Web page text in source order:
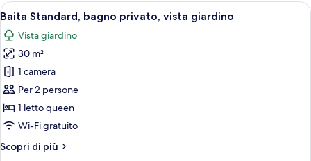
Apri
tutte
le
foto
per
Baita
Standard,
bagno
privato,
vista
Un soggiorno con divano, tavolino,
11
Baita Standard, bagno privato, vista giardino
Vista giardino
30 m²
1 camera
Per 2 persone
1 letto queen
Wi-Fi gratuito
Scopri di più
Altri